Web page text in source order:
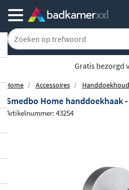
Gratis bezorgd
Home Accessoires
Smedbo Home handdoekhaak
Artikelnummer: 43254